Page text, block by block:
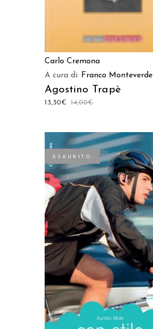
Carlo Cremona
A cura di: Franco Monteverde
Agostino Trapè
14,00€
13,30€
ESAURITO
LEGGI TUTTO